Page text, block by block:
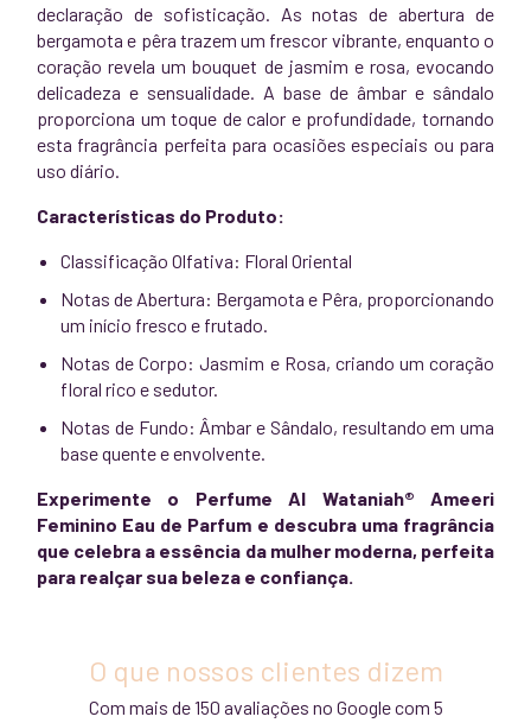
declaração de sofisticação. As notas de abertura de
bergamota e pêra trazem um frescor vibrante, enquanto o
coração revela um bouquet de jasmim e rosa, evocando
delicadeza e sensualidade. A base de âmbar e sândalo
proporciona um toque de calor e profundidade, tornando
esta fragrância perfeita para ocasiões especiais ou para
uso diário.
Características do Produto:
Classificação Olfativa: Floral Oriental
Notas de Abertura: Bergamota e Pêra, proporcionando
um início fresco e frutado.
Notas de Corpo: Jasmim e Rosa, criando um coração
floral rico e sedutor.
Notas de Fundo: Âmbar e Sândalo, resultando em uma
base quente e envolvente.
Experimente o Perfume Al Wataniah® Ameeri
Feminino Eau de Parfum e descubra uma fragrância
que celebra a essência da mulher moderna, perfeita
para realçar sua beleza e confiança.
O que nossos clientes dizem
Com mais de 150 avaliações no Google com 5